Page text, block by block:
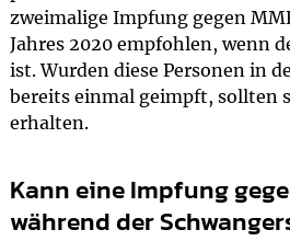
zweimalige Impfung gegen
Jahres 2020 empfohlen, wenn
ist. Wurden diese Personen in
bereits einmal geimpft, sollten
erhalten.
Kann eine Impfung
während der